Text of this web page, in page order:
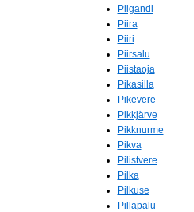
Piigandi
Piira
Piiri
Piirsalu
Piistaoja
Pikasilla
Pikevere
Pikkjärve
Pikknurme
Pikva
Pilistvere
Pilka
Pilkuse
Pillapalu